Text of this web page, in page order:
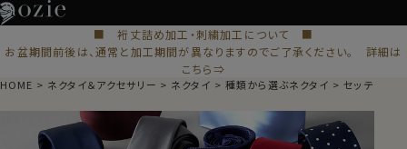
■ 裄丈詰め加工・刺繍加工について ■
お盆期間前後は、通常と加工期間が異なりますのでご了承ください。 詳細は
こちら⇒
HOME ネクタイ＆アクセサリー ネクタイ 種類から選ぶネクタイ セッテピエゲ